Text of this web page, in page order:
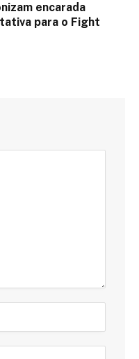
encarada
para o Fight